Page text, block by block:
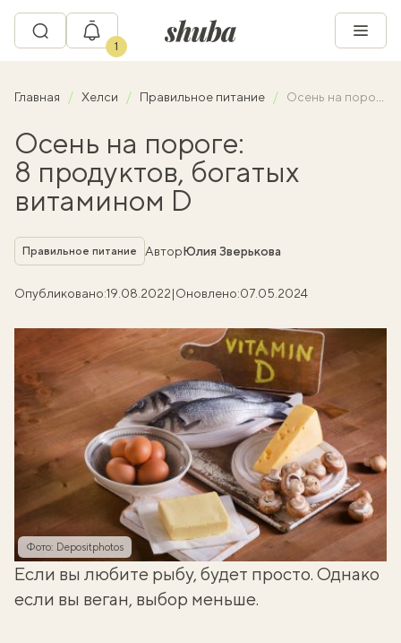
1
Главная Хелси Правильное питание Осень на пороге: 8 продуктов, богатых витамином D
Осень на пороге:
8 продуктов, богатых
витамином D
Рубрика
Правильное питание АвторЮлия Зверькова
Опубликовано:19.08.2022|Оновлено:07.05.2024
Фото: Depositphotos
Если вы любите рыбу, будет просто. Однако
если вы веган, выбор меньше.